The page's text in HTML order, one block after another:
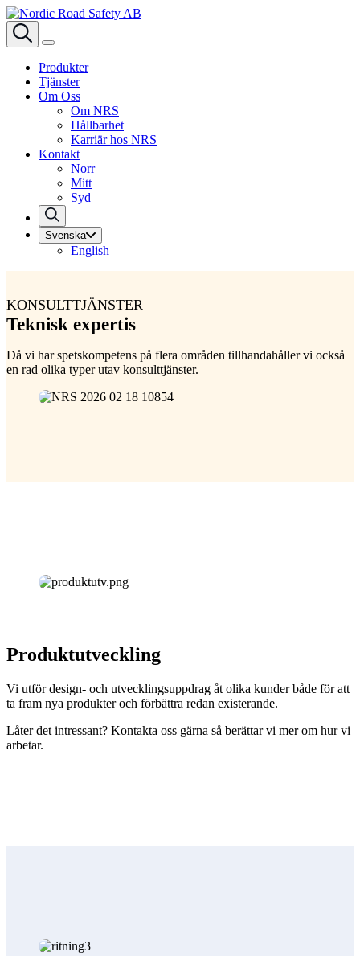
Produkter
Tjänster
Om Oss
Om NRS
Hållbarhet
Karriär hos NRS
Kontakt
Norr
Mitt
Syd
Svenska
English
KONSULTTJÄNSTER
Teknisk expertis
Då vi har spetskompetens på flera områden tillhandahåller vi också
en rad olika typer utav konsulttjänster.
Produktutveckling
Vi utför design- och utvecklingsuppdrag åt olika kunder både för att
ta fram nya produkter och förbättra redan existerande.
Låter det intressant? Kontakta oss gärna så berättar vi mer om hur vi
arbetar.